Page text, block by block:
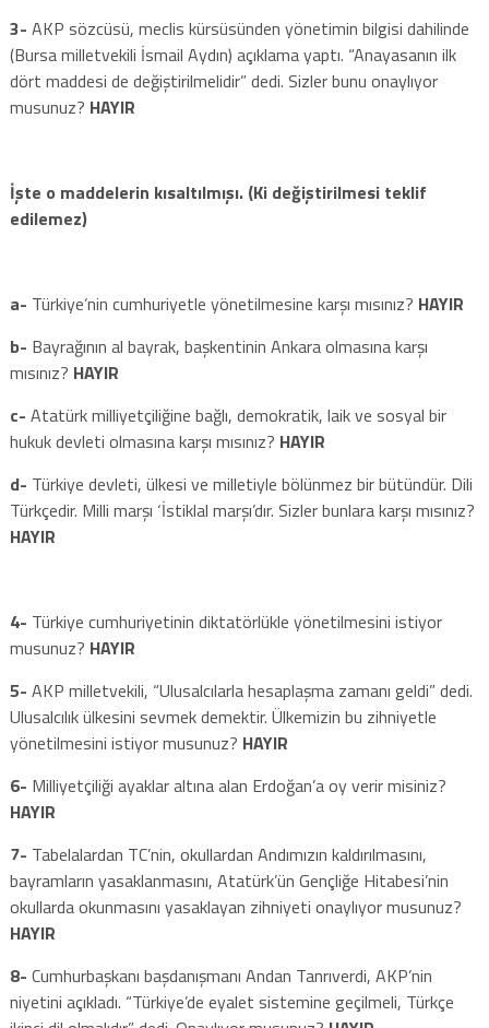
3- AKP sözcüsü, meclis kürsüsünden yönetimin bilgisi dahilinde
(Bursa milletvekili İsmail Aydın) açıklama yaptı. “Anayasanın ilk
dört maddesi de değiştirilmelidir” dedi. Sizler bunu onaylıyor
musunuz? HAYIR
İşte o maddelerin kısaltılmışı. (Ki değiştirilmesi teklif
edilemez)
a- Türkiye’nin cumhuriyetle yönetilmesine karşı mısınız? HAYIR
b- Bayrağının al bayrak, başkentinin Ankara olmasına karşı
mısınız? HAYIR
c- Atatürk milliyetçiliğine bağlı, demokratik, laik ve sosyal bir
hukuk devleti olmasına karşı mısınız? HAYIR
d- Türkiye devleti, ülkesi ve milletiyle bölünmez bir bütündür. Dili
Türkçedir. Milli marşı ‘İstiklal marşı’dır. Sizler bunlara karşı mısınız?
HAYIR
4- Türkiye cumhuriyetinin diktatörlükle yönetilmesini istiyor
musunuz? HAYIR
5- AKP milletvekili, “Ulusalcılarla hesaplaşma zamanı geldi” dedi.
Ulusalcılık ülkesini sevmek demektir. Ülkemizin bu zihniyetle
yönetilmesini istiyor musunuz? HAYIR
6- Milliyetçiliği ayaklar altına alan Erdoğan’a oy verir misiniz?
HAYIR
7- Tabelalardan TC’nin, okullardan Andımızın kaldırılmasını,
bayramların yasaklanmasını, Atatürk’ün Gençliğe Hitabesi’nin
okullarda okunmasını yasaklayan zihniyeti onaylıyor musunuz?
HAYIR
8- Cumhurbaşkanı başdanışmanı Andan Tanrıverdi, AKP’nin
niyetini açıkladı. “Türkiye’de eyalet sistemine geçilmeli, Türkçe